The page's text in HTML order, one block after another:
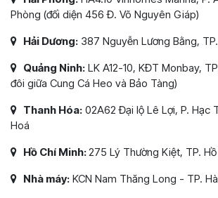
Phòng (đối diện 456 Đ. Võ Nguyên Giáp)
Hải Dương: 387 Nguyễn Lương Bằng,
Quảng Ninh: LK A12-10, KĐT Monbay,
đôi giữa Cung Cá Heo và Bảo Tàng)
Thanh Hóa: 02A62 Đại lộ Lê Lợi, P. Hạc
Hoá
Hồ Chí Minh:275 Lý Thường Kiệt, TP. Hồ
Nhà máy: KCN Nam Thăng Long - TP.